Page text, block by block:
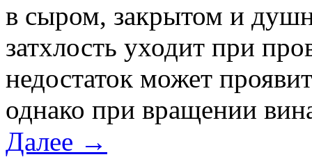
в сыром, закрытом и
затхлость уходит при
недостаток может
однако при вращении
Далее →